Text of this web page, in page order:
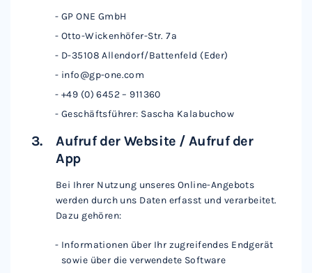
GP ONE GmbH
Otto-Wickenhöfer-Str. 7a
D-35108 Allendorf/Battenfeld (Eder)
info@gp-one.com
+4­9 (0) 6452 – 911360
Geschäftsführer: Sascha Kalabuchow
Aufruf der Website / Aufruf der
App
Bei Ihrer Nutzung unseres Online-Angebots
werden durch uns Daten erfasst und verarbeitet.
Dazu gehören:
Informationen über Ihr zugreifendes Endgerät
sowie über die verwendete Software